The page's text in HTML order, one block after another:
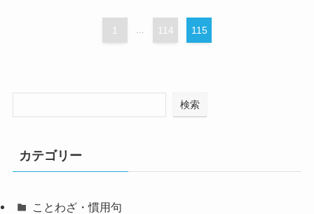
1 ... 114 115
検索
カテゴリー
ことわざ・慣用句